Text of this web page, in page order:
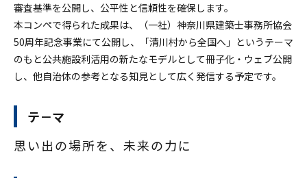
審査基準を公開し、公平性と信頼性を確保します。
本コンペで得られた成果は、（一社）神奈川県建築士事務所協会
50周年記念事業にて公開し、「清川村から全国へ」というテーマ
のもと公共施設利活用の新たなモデルとして冊子化・ウェブ公開
し、他自治体の参考となる知見として広く発信する予定です。
テ－マ
思い出の場所を、未来の力に